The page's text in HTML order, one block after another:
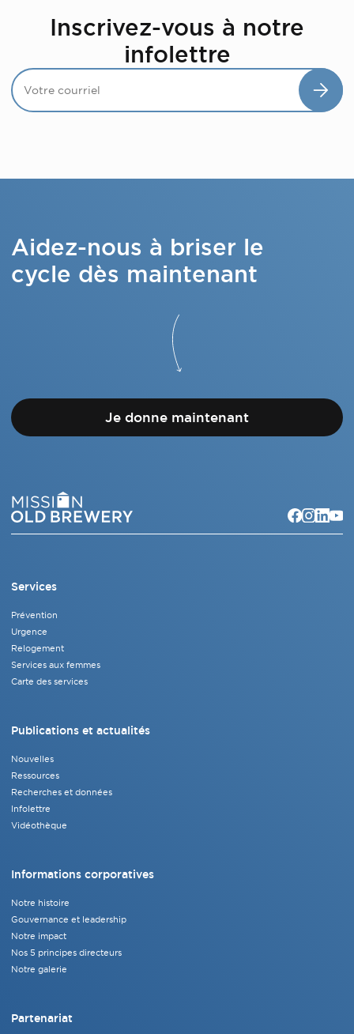
Inscrivez-vous à notre
infolettre
Aidez-nous à briser le
cycle dès maintenant
Je donne maintenant
Services
Prévention
Urgence
Relogement
Services aux femmes
Carte des services
Publications et actualités
Nouvelles
Ressources
Recherches et données
Infolettre
Vidéothèque
Informations corporatives
Notre histoire
Gouvernance et leadership
Notre impact
Nos 5 principes directeurs
Notre galerie
Partenariat